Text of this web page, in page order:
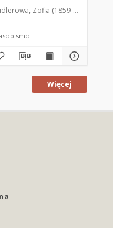
Wyd.
1912 R. 48, nr
Zofia (1859-1919). Red.
Więcej